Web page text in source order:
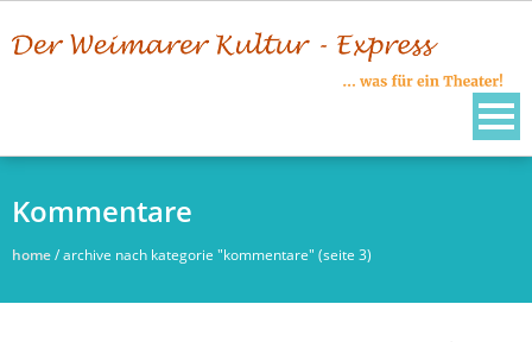
to
Kommentare
home/archive nach kategorie "kommentare" (seite 3)